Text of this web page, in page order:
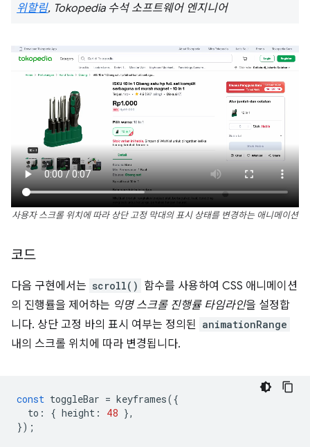
위할림, Tokopedia 수석 소프트웨어 엔지니어
사용자 스크롤 위치에 따라 상단 고정 막대의 표시 상태를 변경하는 애니메이션
코드
다음 구현에서는 scroll() 함수를 사용하여 CSS 애니메이션
의 진행률을 제어하는 익명 스크롤 진행률 타임라인을 설정합
니다. 상단 고정 바의 표시 여부는 정의된 animationRange
내의 스크롤 위치에 따라 변경됩니다.
const toggleBar = keyframes({
to : { height : 48 },
});